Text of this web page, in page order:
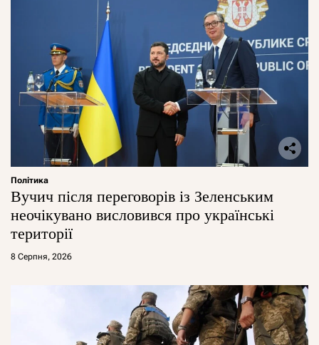
Політика
Вучич після переговорів із Зеленським
неочікувано висловився про українські
території
8 Серпня, 2026